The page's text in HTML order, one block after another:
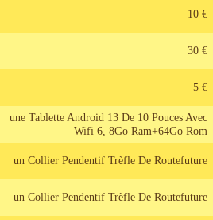
10 €
30 €
5 €
une Tablette Android 13 De 10 Pouces Avec
Wifi 6, 8Go Ram+64Go Rom
un Collier Pendentif Trèfle De Routefuture
un Collier Pendentif Trèfle De Routefuture